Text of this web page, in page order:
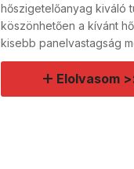
hőszigetelőanyag kiváló
köszönhetően a kívánt
kisebb panelvastagság
Elolvasom